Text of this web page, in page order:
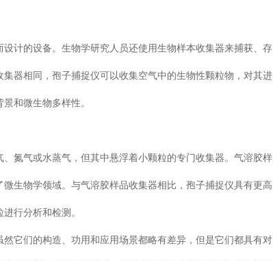
计的设备。生物学研究人员还使用生物样本收集器来捕获、存
器相同，孢子捕捉仪可以收集空气中的生物性颗粒物，对其进
景和微生物多样性。
氮气或水蒸气，但其中悬浮着小颗粒的专门收集器。气溶胶样
生物学领域。与气溶胶样品收集器相比，孢子捕捉仪具有更高
进行分析和检测。
它们的构造、功用和应用场景都略有差异，但是它们都具有对